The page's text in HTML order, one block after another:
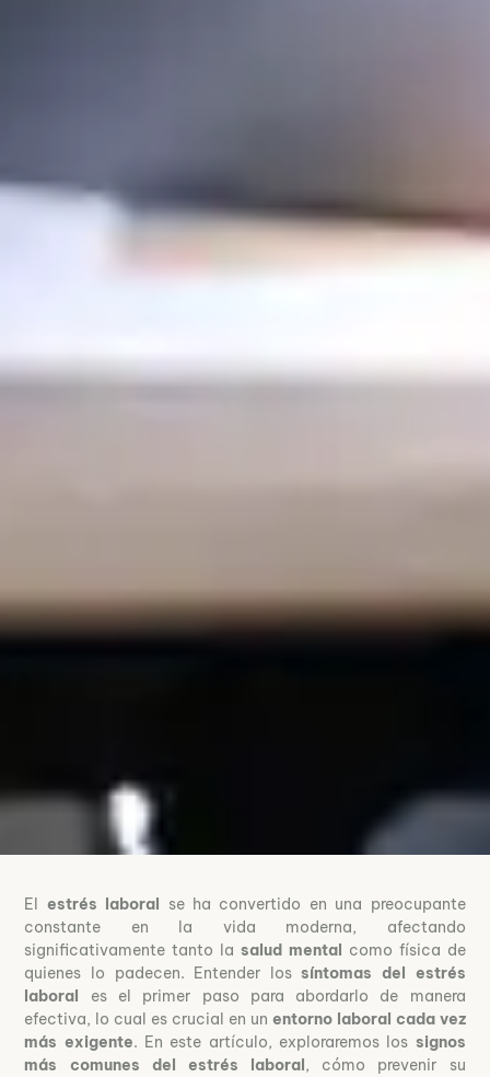
El estrés laboral se ha convertido en una preocupante
constante en la vida moderna, afectando
significativamente tanto lasalud mental como física de
quienes lo padecen. Entender lossíntomas del estrés
laboral es el primer paso para abordarlo de manera
efectiva, lo cual es crucial en un entorno laboral cada vez
más exigente. En este artículo, exploraremos los signos
más comunes del estrés laboral , cómo prevenir su